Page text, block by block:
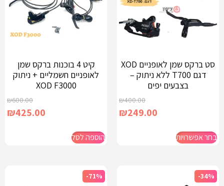
סט ברקס שמן לאופניים XOD
דגם T700 ללא ניתוק –
בצבעים יפים
₪400.00
₪249.00
בחר אפשרויות
קיט 4 בוכנות ברקס שמן
לאופניים חשמליים + ניתוק
XOD F3000
₪600.00
₪425.00
הוספה לסל
-34%
-71%